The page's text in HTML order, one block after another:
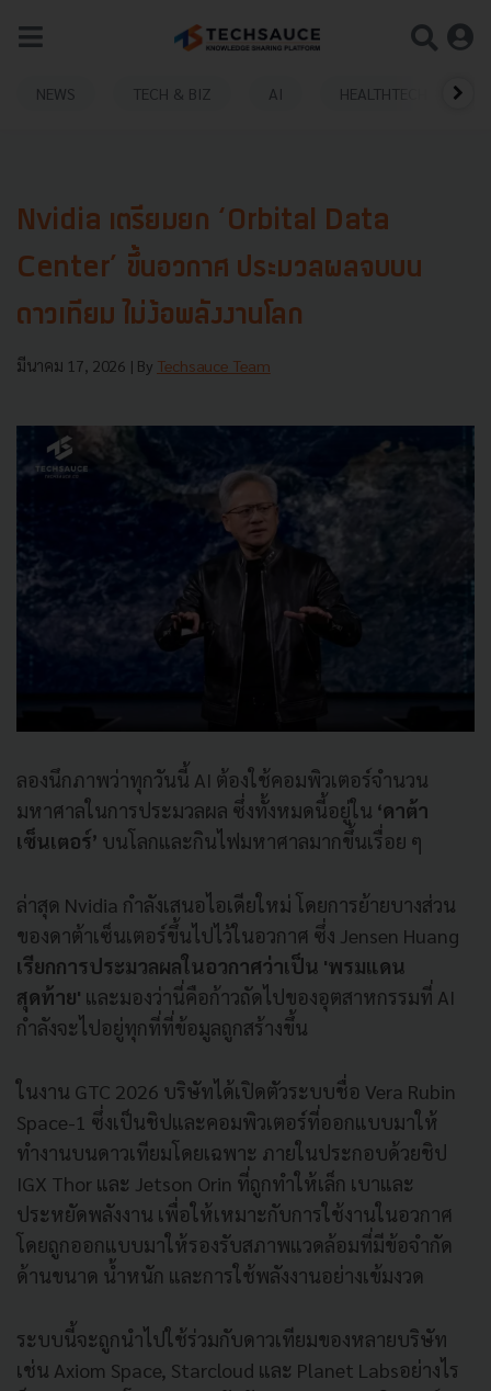
NEWS TECH & BIZ AI HEALTHTECH
Nvidia เตรียมยก ‘Orbital Data
Center’ ขึ้นอวกาศ ประมวลผลจบบน
ดาวเทียม ไม่ง้อพลังงานโลก
มีนาคม 17, 2026 | By Techsauce Team
ลองนึกภาพว่าทุกวันนี้ AI ต้องใช้คอมพิวเตอร์จำนวน
มหาศาลในการประมวลผล ซึ่งทั้งหมดนี้อยู่ใน ‘ดาต้า
เซ็นเตอร์’ บนโลกและกินไฟมหาศาลมากขึ้นเรื่อย ๆ
ล่าสุด Nvidia กำลังเสนอไอเดียใหม่ โดยการย้ายบางส่วน
ของดาต้าเซ็นเตอร์ขึ้นไปไว้ในอวกาศ ซึ่ง Jensen Huang
เรียกการประมวลผลในอวกาศว่าเป็น 'พรมแดน
สุดท้าย' และมองว่านี่คือก้าวถัดไปของอุตสาหกรรมที่ AI
กำลังจะไปอยู่ทุกที่ที่ข้อมูลถูกสร้างขึ้น
ในงาน GTC 2026 บริษัทได้เปิดตัวระบบชื่อ Vera Rubin
Space-1 ซึ่งเป็นชิปและคอมพิวเตอร์ที่ออกแบบมาให้
ทำงานบนดาวเทียมโดยเฉพาะ ภายในประกอบด้วยชิป
IGX Thor และ Jetson Orin ที่ถูกทำให้เล็ก เบาและ
ประหยัดพลังงาน เพื่อให้เหมาะกับการใช้งานในอวกาศ
โดยถูกออกแบบมาให้รองรับสภาพแวดล้อมที่มีข้อจำกัด
ด้านขนาด น้ำหนัก และการใช้พลังงานอย่างเข้มงวด
ระบบนี้จะถูกนำไปใช้ร่วมกับดาวเทียมของหลายบริษัท
เช่น Axiom Space, Starcloud และ Planet Labsอย่างไร